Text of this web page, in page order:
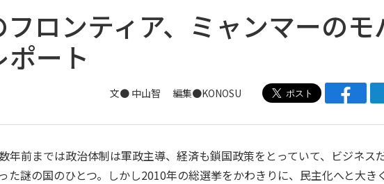
ロンティア、ミャンマーのモ
ート
文● 中山智 編集●KONOSU
年前までは政治体制は軍政主導、経済も鎖国政策をとっていて、ビジネス
た謎の国のひとつ。しかし2010年の総選挙をかわきりに、民主化へと大き